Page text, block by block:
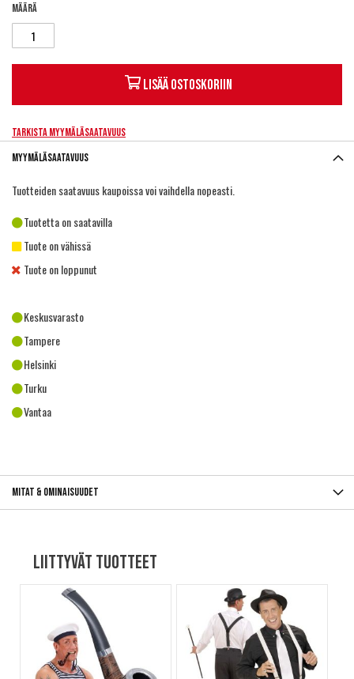
Määrä
Lisää ostoskoriin
Tarkista myymäläsaatavuus
Myymäläsaatavuus
Tuotteiden saatavuus kaupoissa voi vaihdella nopeasti.
Tuotetta on saatavilla
Tuote on vähissä
Tuote on loppunut
Keskusvarasto
Tampere
Helsinki
Turku
Vantaa
Mitat & ominaisuudet
Liittyvät tuotteet